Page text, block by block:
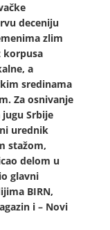
deceniju
zlim
korpusa
a
sredinama
Za osnivanje
Srbije
urednik
stažom,
delom u
glavni
BIRN,
i – Novi